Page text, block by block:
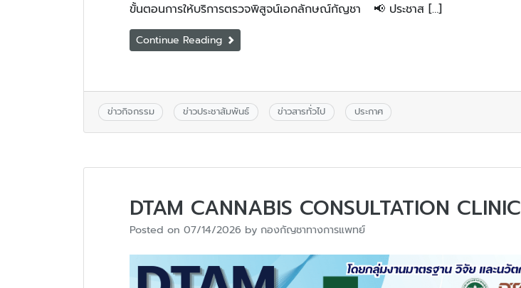
ขั้นตอนการให้บริการตรวจพิสูจน์เอกลักษณ์กัญชา 📢 ประชาส […]
Continue Reading
ข่าวกิจกรรม ข่าวประชาสัมพันธ์ ข่าวสารทั่วไป ประกาศ
DTAM CANNABIS CONSULTATION CLINIC
Posted on 07/14/2026 by กองกัญชาทางการแพทย์